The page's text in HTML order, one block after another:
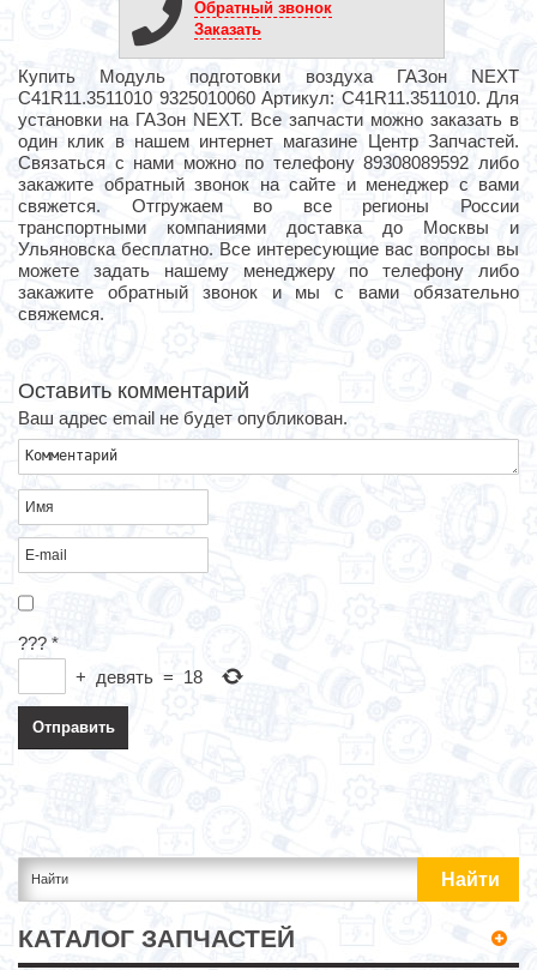
Обратный звонок
Заказать
Купить Модуль подготовки воздуха ГАЗон NEXT
С41R11.3511010 9325010060 Артикул: C41R11.3511010. Для
установки на ГАЗон NEXT. Все запчасти можно заказать в
один клик в нашем интернет магазине Центр Запчастей.
Связаться с нами можно по телефону 89308089592 либо
закажите обратный звонок на сайте и менеджер с вами
свяжется. Отгружаем во все регионы России
транспортными компаниями доставка до Москвы и
Ульяновска бесплатно. Все интересующие вас вопросы вы
можете задать нашему менеджеру по телефону либо
закажите обратный звонок и мы с вами обязательно
свяжемся.
Оставить комментарий
Ваш адрес email не будет опубликован.
??? *
+ девять = 18
КАТАЛОГ ЗАПЧАСТЕЙ